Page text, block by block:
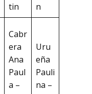
tin
n
Cabr
era
Ana
Paul
a –
Uru
eña
Pauli
na –